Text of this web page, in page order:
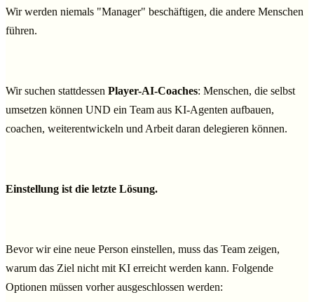
Wir werden niemals "Manager" beschäftigen, die andere Menschen
führen.
Wir suchen stattdessen Player-AI-Coaches: Menschen, die selbst
umsetzen können UND ein Team aus KI-Agenten aufbauen,
coachen, weiterentwickeln und Arbeit daran delegieren können.
Einstellung ist die letzte Lösung.
Bevor wir eine neue Person einstellen, muss das Team zeigen,
warum das Ziel nicht mit KI erreicht werden kann. Folgende
Optionen müssen vorher ausgeschlossen werden: